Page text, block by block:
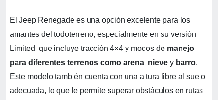
El Jeep Renegade es una opción excelente para los
amantes del todoterreno, especialmente en su versión
Limited, que incluye tracción 4×4 y modos de manejo
para diferentes terrenos como arena, nieve y barro.
Este modelo también cuenta con una altura libre al suelo
adecuada, lo que le permite superar obstáculos en rutas